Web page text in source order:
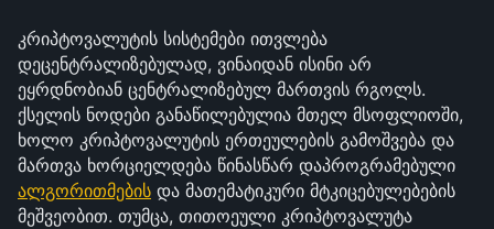
კრიპტოვალუტის სისტემები ითვლება
დეცენტრალიზებულად, ვინაიდან ისინი არ
ეყრდნობიან ცენტრალიზებულ მართვის რგოლს.
ქსელის ნოდები განაწილებულია მთელ მსოფლიოში,
ხოლო კრიპტოვალუტის ერთეულების გამოშვება და
მართვა ხორციელდება წინასწარ დაპროგრამებული
ალგორითმების და მათემატიკური მტკიცებულებების
მეშვეობით. თუმცა, თითოეული კრიპტოვალუტა